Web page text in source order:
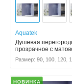
Aquatek
Душевая
прозрачное с
Размер: 90, 100, 120,
НОВИНКА